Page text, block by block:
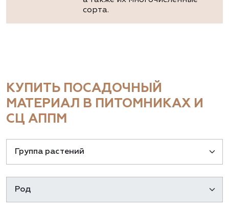
сорта.
КУПИТЬ ПОСАДОЧНЫЙ
МАТЕРИАЛ В ПИТОМНИКАХ И
СЦ АППМ